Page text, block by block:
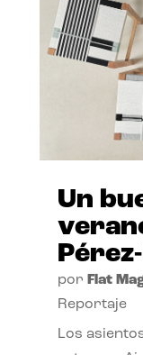
Un
por Flat
Reportaje
Los